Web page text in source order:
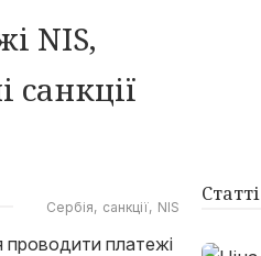
NIS,
Сербія санкції NIS
проводити платежі
Статті